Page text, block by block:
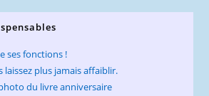
ses fonctions !
laissez plus jamais affaiblir.
du livre anniversaire